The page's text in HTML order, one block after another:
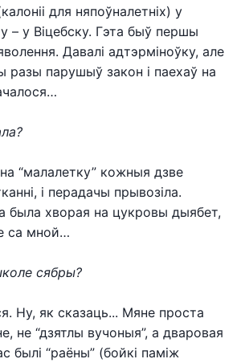
для няпоўналетніх) у
– у Віцебску. Гэта быў першы
Давалі адтэрміноўку, але
разы парушыў закон і паехаў на
“малалетку” кожныя дзве
і перадачы прывозіла.
была хворая на цукровы дыябет,
са мной…
сябры?
Ну, як сказаць... Мяне проста
не “дзятлы вучоныя”, а дваровая
былі “раёны” (бойкі паміж